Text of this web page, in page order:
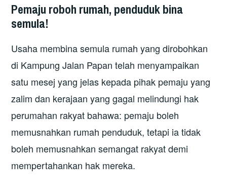
Pemaju roboh rumah, penduduk bina
semula!
Usaha membina semula rumah yang dirobohkan
di Kampung Jalan Papan telah menyampaikan
satu mesej yang jelas kepada pihak pemaju yang
zalim dan kerajaan yang gagal melindungi hak
perumahan rakyat bahawa: pemaju boleh
memusnahkan rumah penduduk, tetapi ia tidak
boleh memusnahkan semangat rakyat demi
mempertahankan hak mereka.